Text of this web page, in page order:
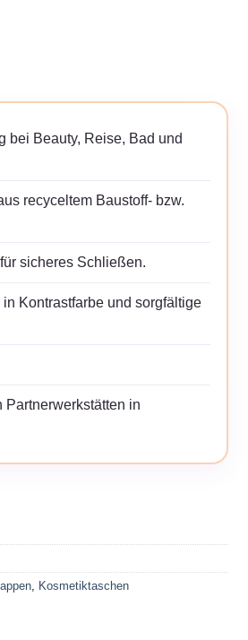
bei Beauty, Reise, Bad und
recyceltem Baustoff- bzw.
sicheres Schließen.
in Kontrastfarbe und sorgfältige
in
, Kosmetiktaschen